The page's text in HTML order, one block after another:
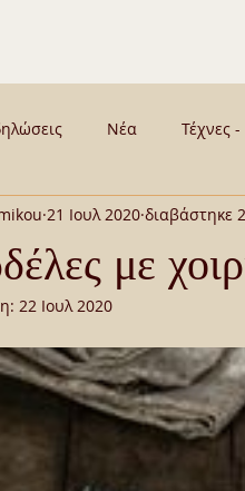
Νέα Τέχνες -
- Παρασκήνια
Βιογραφικά
με
21 Ιουλ 2020 διαβάστηκε
22 Ιουλ 2020